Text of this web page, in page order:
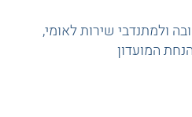
ולמתנדבי שירות לאומי,
המועדון